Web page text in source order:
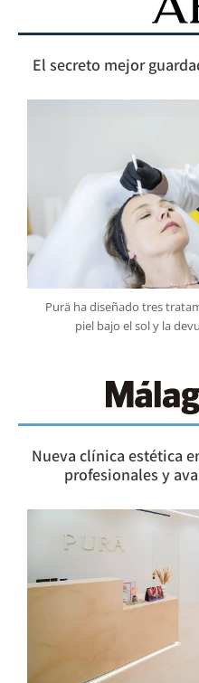
El secreto mejor
Purä ha diseñado tres
piel bajo el sol y la
Nueva clínica estética
profesionales y